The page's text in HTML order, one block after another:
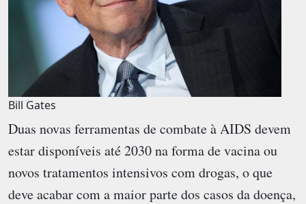
Bill Gates
Duas novas ferramentas de combate à AIDS devem
estar disponíveis até 2030 na forma de vacina ou
novos tratamentos intensivos com drogas, o que
deve acabar com a maior parte dos casos da doença,